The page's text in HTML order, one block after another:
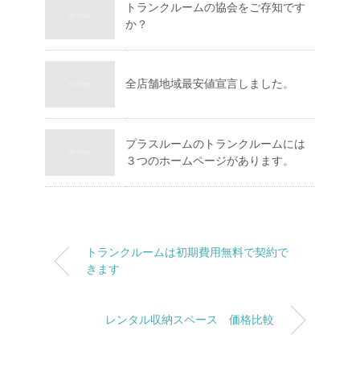
トランクルームの協会をご存知です
か？
全店舗地域最安値宣言しました。
プラスルームのトランクルームには
３つのホームページがあります。
トランクルームは初期費用無料で契約で
きます
レンタル収納スペース 価格比較